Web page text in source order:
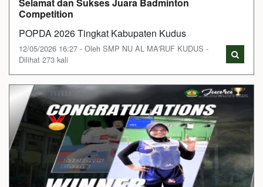
Competition
POPDA 2026 Tingkat Kabupaten Kudus
12/05/2026 16:27 - Oleh SMP NU AL MA'RUF KUDUS -
Dilihat 273 kali